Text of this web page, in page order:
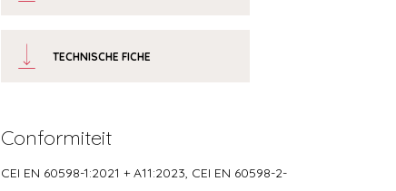
TECHNISCHE FICHE
Conformiteit
CEI EN 60598-1:2021 + A11:2023, CEI EN 60598-2-